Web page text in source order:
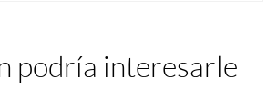
podría interesarle